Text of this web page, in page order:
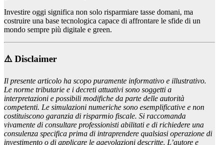
Investire oggi significa non solo risparmiare tasse domani, ma
costruire una base tecnologica capace di affrontare le sfide di un
mondo sempre più digitale e green.
⚠️ Disclaimer
Il presente articolo ha scopo puramente informativo e illustrativo.
Le norme tributarie e i decreti attuativi sono soggetti a
interpretazioni e possibili modifiche da parte delle autorità
competenti. Le simulazioni numeriche sono esemplificative e non
costituiscono garanzia di risparmio fiscale. Si raccomanda
vivamente di consultare professionisti abilitati e di richiedere una
consulenza specifica prima di intraprendere qualsiasi operazione di
investimento o di applicare le agevolazioni descritte. L’autore e